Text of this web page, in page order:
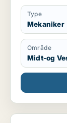
Type
Mekaniker
Område
Midt-og